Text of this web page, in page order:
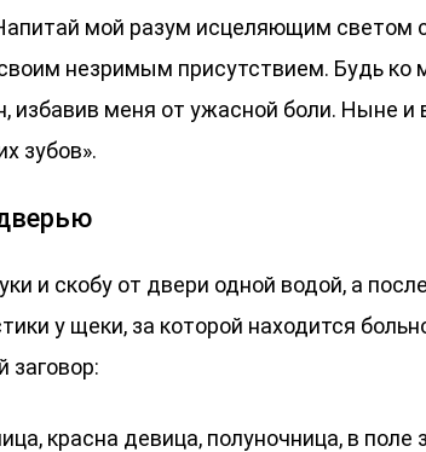
мой разум исцеляющим светом
незримым присутствием. Будь ко
избавив меня от ужасной боли. Ныне и
зубов».
и скобу от двери одной водой, а
у щеки, за которой находится
заговор:
красна девица, полуночница, в поле